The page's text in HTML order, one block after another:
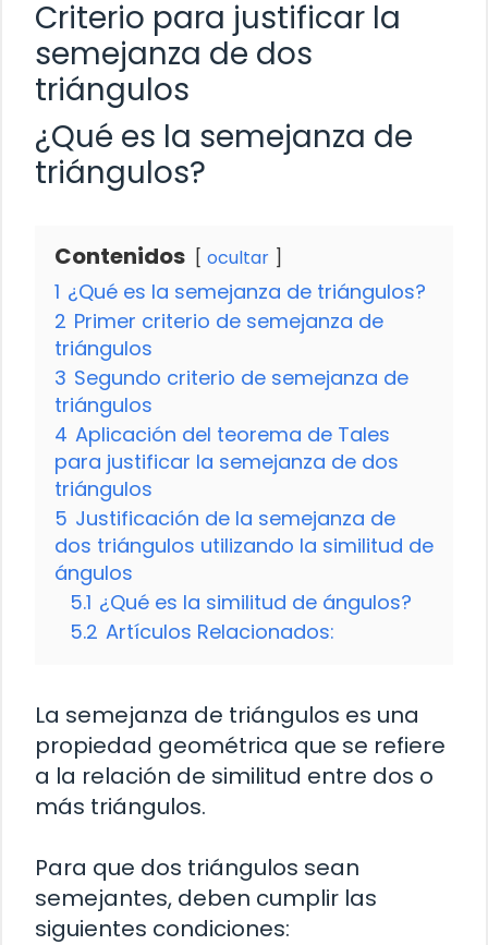
Criterio para justificar la
semejanza de dos
triángulos
¿Qué es la semejanza de
triángulos?
Contenidos ocultar
1 ¿Qué es la semejanza de triángulos?
2 Primer criterio de semejanza de
triángulos
3 Segundo criterio de semejanza de
triángulos
4 Aplicación del teorema de Tales
para justificar la semejanza de dos
triángulos
5 Justificación de la semejanza de
dos triángulos utilizando la similitud de
ángulos
5.1 ¿Qué es la similitud de ángulos?
5.2 Artículos Relacionados:
La semejanza de triángulos es una
propiedad geométrica que se refiere
a la relación de similitud entre dos o
más triángulos.
Para que dos triángulos sean
semejantes, deben cumplir las
siguientes condiciones: